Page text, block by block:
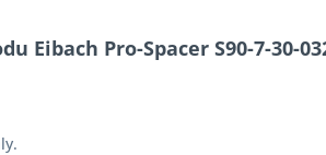
Eibach Pro-Spacer S90-7-30-